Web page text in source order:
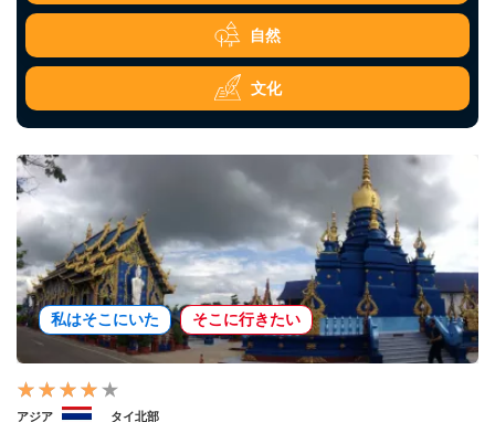
自然
文化
私はそこにいた そこに行きたい
アジア タイ北部